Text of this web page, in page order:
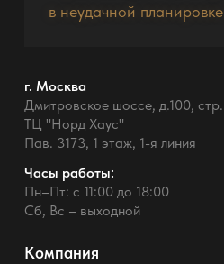
в неудачной
г. Москва
Дмитровское шоссе, д.100,
ТЦ "Норд Хаус"
Пав. 3173, 1 этаж, 1-я линия
Часы работы:
Пн–Пт: с 11:00 до 18:00
Сб, Вс – выходной
Компания